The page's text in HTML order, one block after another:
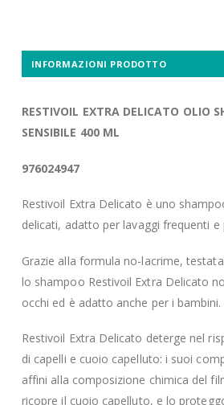
INFORMAZIONI PRODOTTO
RESTIVOIL EXTRA DELICATO OLIO
SENSIBILE 400 ML
976024947
Restivoil Extra Delicato è uno
delicati, adatto per lavaggi frequenti
Grazie alla formula no-lacrime,
lo shampoo Restivoil Extra Delicato
occhi ed è adatto anche per i bambini.
Restivoil Extra Delicato deterge nel
di capelli e cuoio capelluto: i suoi
affini alla composizione chimica del
ricopre il cuoio capelluto, e lo